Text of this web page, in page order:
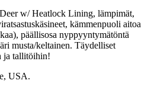
w/ Heatlock Lining, lämpimät,
kämmenpuoli aitoa
päällisosa nyppyyntymätöntä
musta/keltainen. Täydelliset
ja tallitöihin!
USA.